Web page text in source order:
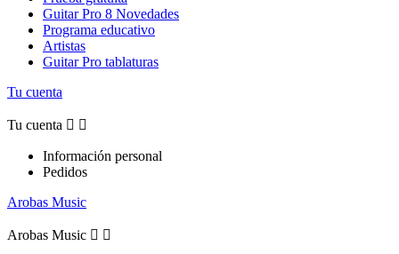
Guitar Pro 8 Novedades
Programa educativo
Artistas
Guitar Pro tablaturas
Tu cuenta
Tu cuenta  
Información personal
Pedidos
Arobas Music
Arobas Music  